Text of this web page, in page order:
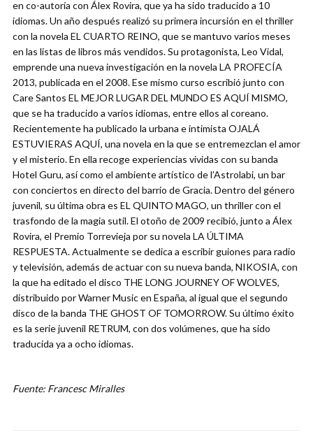
en co-autoría con Álex Rovira, que ya ha sido traducido a 10
idiomas. Un año después realizó su primera incursión en el thriller
con la novela EL CUARTO REINO, que se mantuvo varios meses
en las listas de libros más vendidos. Su protagonista, Leo Vidal,
emprende una nueva investigación en la novela LA PROFECÍA
2013, publicada en el 2008. Ese mismo curso escribió junto con
Care Santos EL MEJOR LUGAR DEL MUNDO ES AQUÍ MISMO,
que se ha traducido a varios idiomas, entre ellos al coreano.
Recientemente ha publicado la urbana e intimista OJALÁ
ESTUVIERAS AQUÍ, una novela en la que se entremezclan el amor
y el misterio. En ella recoge experiencias vividas con su banda
Hotel Guru, así como el ambiente artístico de l’Astrolabi, un bar
con conciertos en directo del barrio de Gracia. Dentro del género
juvenil, su última obra es EL QUINTO MAGO, un thriller con el
trasfondo de la magia sutil. El otoño de 2009 recibió, junto a Álex
Rovira, el Premio Torrevieja por su novela LA ÚLTIMA
RESPUESTA. Actualmente se dedica a escribir guiones para radio
y televisión, además de actuar con su nueva banda, NIKOSIA, con
la que ha editado el disco THE LONG JOURNEY OF WOLVES,
distribuido por Warner Music en España, al igual que el segundo
disco de la banda THE GHOST OF TOMORROW. Su último éxito
es la serie juvenil RETRUM, con dos volúmenes, que ha sido
traducida ya a ocho idiomas.
Fuente: Francesc Miralles